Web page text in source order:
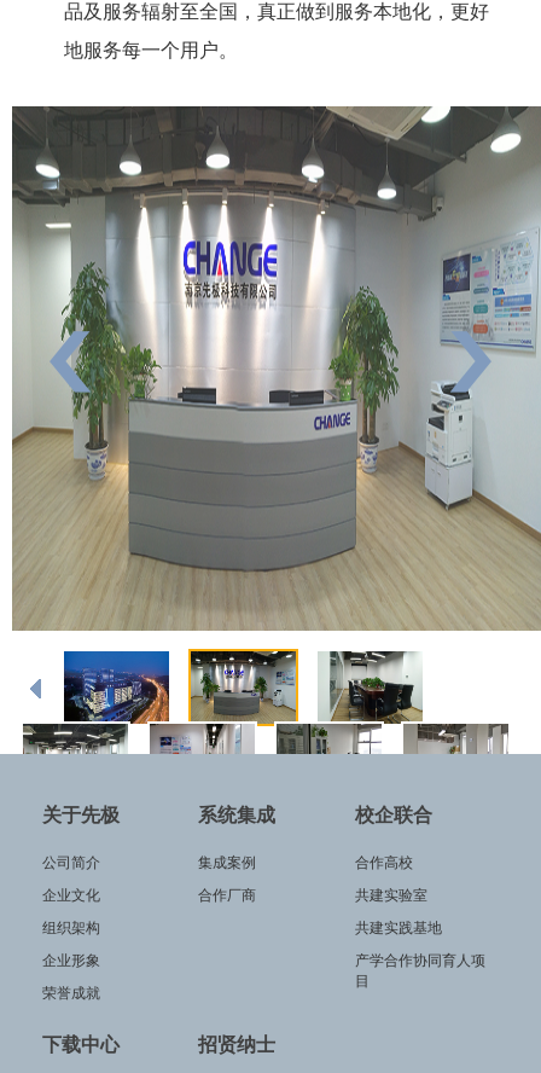
品及服务辐射至全国，真正做到服务本地化，更好
地服务每一个用户。
关于先极
公司简介
企业文化
组织架构
企业形象
荣誉成就
系统集成
集成案例
合作厂商
校企联合
合作高校
共建实验室
共建实践基地
产学合作协同育人项
目
下载中心 招贤纳士